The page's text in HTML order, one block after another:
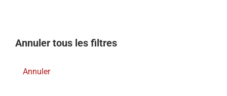
Annuler tous les filtres
Annuler